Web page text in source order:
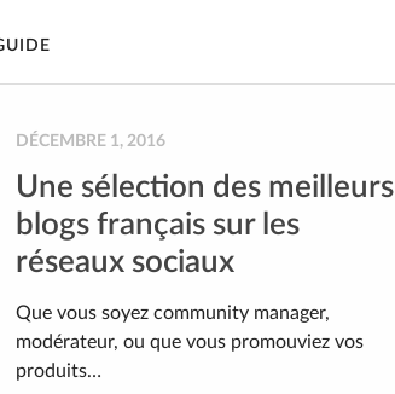
DÉCEMBRE 1, 2016
Une sélection des meilleurs
blogs français sur les
réseaux sociaux
Que vous soyez community manager,
modérateur, ou que vous promouviez vos
produits…